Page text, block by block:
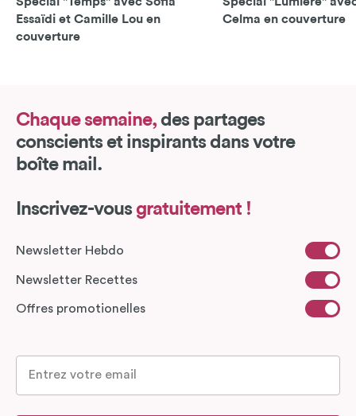
Essaïdi et Camille Lou en
couverture
Celma en couverture
Chaque semaine, des partages
conscients et inspirants dans votre
boîte mail.
Inscrivez-vous gratuitement !
Newsletter Hebdo
Newsletter Recettes
Offres promotionelles